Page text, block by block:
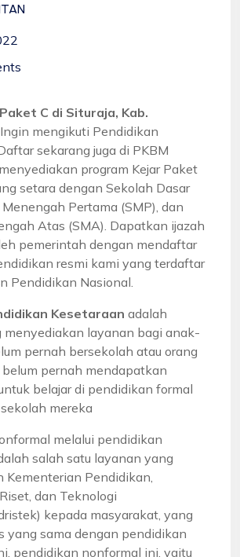
C di Situraja, Kab.
Ingin mengikuti Pendidikan
sekarang juga di PKBM
program Kejar Paket
setara dengan Sekolah Dasar
Menengah Pertama (SMP), dan
Atas (SMA). Dapatkan ijazah
pemerintah dengan mendaftar
resmi kami yang terdaftar
Pendidikan Nasional.
Kesetaraan adalah
menyediakan layanan bagi anak-
pernah bersekolah atau orang
pernah mendapatkan
belajar di pendidikan formal
mereka
melalui pendidikan
salah satu layanan yang
Kementerian Pendidikan,
dan Teknologi
kepada masyarakat, yang
yang sama dengan pendidikan
pendidikan nonformal ini, yaitu